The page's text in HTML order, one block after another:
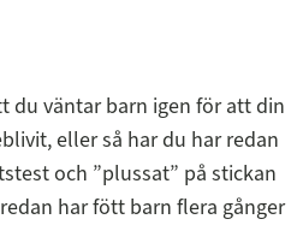
du väntar barn igen för att din
eller så har du har redan
och ”plussat” på stickan
har fött barn flera gånger